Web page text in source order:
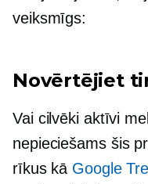
veiksmīgs:
Novērtējiet
Vai cilvēki aktīvi
nepieciešams šis
rīkus kā Google